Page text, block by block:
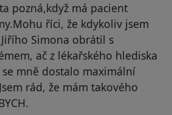
pozná,když má pacient
říci, že kdykoliv jsem
Simona obrátil s
ač z lékařského hlediska
mně dostalo maximální
rád, že mám takového